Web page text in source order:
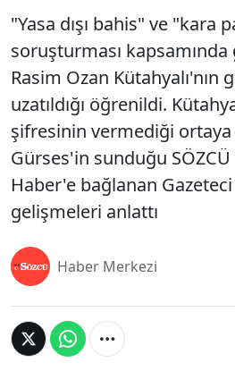
"Yasa dışı bahis" ve "kara
soruşturması kapsamında
Rasim Ozan Kütahyalı'nın
uzatıldığı öğrenildi.
şifresinin vermediği ortaya
Gürses'in sunduğu
Haber'e bağlanan
gelişmeleri anlattı
Haber Merkezi